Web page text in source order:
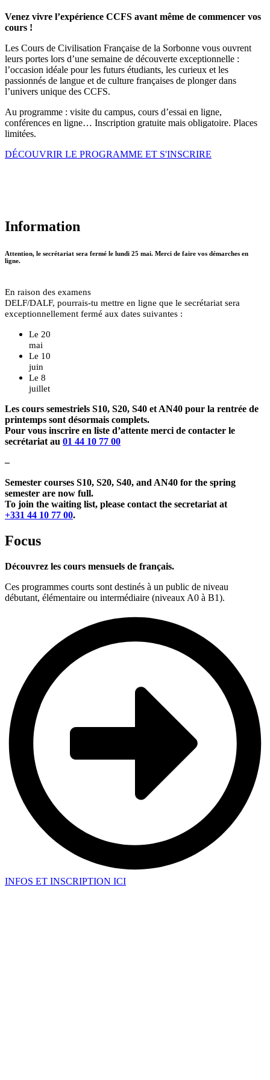
Venez vivre l’expérience CCFS avant même de commencer vos
cours !
Les Cours de Civilisation Française de la Sorbonne vous ouvrent
leurs portes lors d’une semaine de découverte exceptionnelle :
l’occasion idéale pour les futurs étudiants, les curieux et les
passionnés de langue et de culture françaises de plonger dans
l’univers unique des CCFS.
Au programme : visite du campus, cours d’essai en ligne,
conférences en ligne… Inscription gratuite mais obligatoire. Places
limitées.
DÉCOUVRIR LE PROGRAMME ET S'INSCRIRE
Information
Attention, le secrétariat sera fermé le lundi 25 mai. Merci de faire vos démarches en
ligne.
En raison des examens
DELF/DALF, pourrais-tu mettre en ligne que le secrétariat sera
exceptionnellement fermé aux dates suivantes :
Le 20
mai
Le 10
juin
Le 8
juillet
Les cours semestriels S10, S20, S40 et AN40 pour la rentrée de
printemps sont désormais complets.
Pour vous inscrire en liste d’attente merci de contacter le
secrétariat au 01 44 10 77 00
–
Semester courses S10, S20, S40, and AN40 for the spring
semester are now full.
To join the waiting list, please contact the secretariat at
+331 44 10 77 00.
Focus
Découvrez les cours mensuels de français.
Ces programmes courts sont destinés à un public de niveau
débutant, élémentaire ou intermédiaire (niveaux A0 à B1).
INFOS ET INSCRIPTION ICI